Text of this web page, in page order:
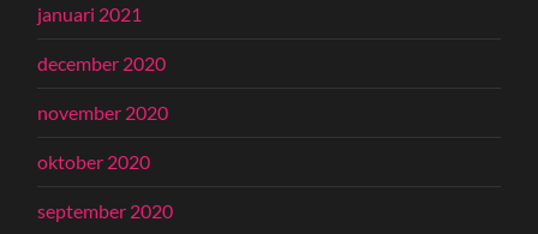
januari 2021
december 2020
november 2020
oktober 2020
september 2020